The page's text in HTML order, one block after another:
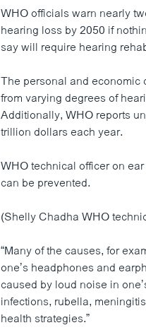
WHO officials warn nearly
hearing loss by 2050 if
say will require hearing
The personal and economic
from varying degrees of
Additionally, WHO reports
trillion dollars each year.
WHO technical officer on
can be prevented.
(Shelly Chadha WHO
“Many of the causes, for
one’s headphones and
caused by loud noise in
infections, rubella,
health strategies.”